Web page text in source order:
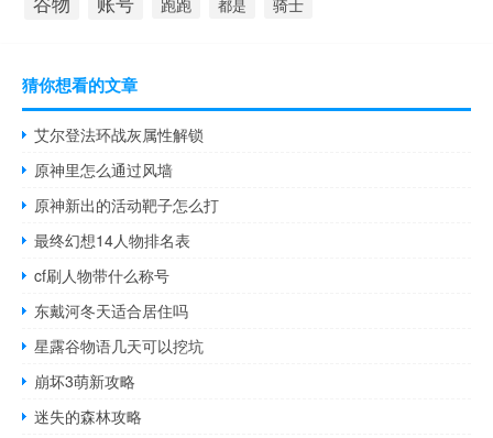
都是
猜你想看的文章
艾尔登法环战灰属性解锁
原神里怎么通过风墙
原神新出的活动靶子怎么打
最终幻想14人物排名表
cf刷人物带什么称号
东戴河冬天适合居住吗
星露谷物语几天可以挖坑
崩坏3萌新攻略
迷失的森林攻略